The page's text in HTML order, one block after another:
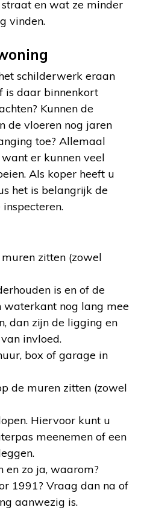
en wat ze minder
vinden.
schilderwerk eraan
is daar binnenkort
Kunnen de
de vloeren nog jaren
toe? Allemaal
er kunnen veel
Als koper heeft u
het is belangrijk de
zitten (zowel
is en of de
waterkant nog lang mee
dan zijn de ligging en
invloed.
box of garage in
de muren zitten (zowel
Hiervoor kunt u
meenemen of een
en zo ja, waarom?
1991? Vraag dan na of
aanwezig is.